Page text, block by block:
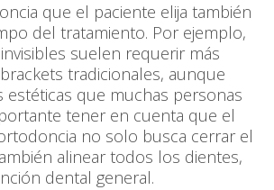
que el paciente elija también
del tratamiento. Por ejemplo,
suelen requerir más
tradicionales, aunque
estéticas que muchas personas
tener en cuenta que el
no solo busca cerrar el
alinear todos los dientes,
dental general.